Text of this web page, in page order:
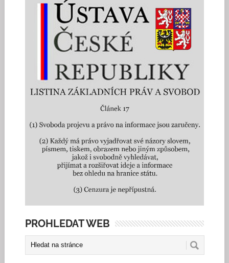
PROHLEDAT WEB